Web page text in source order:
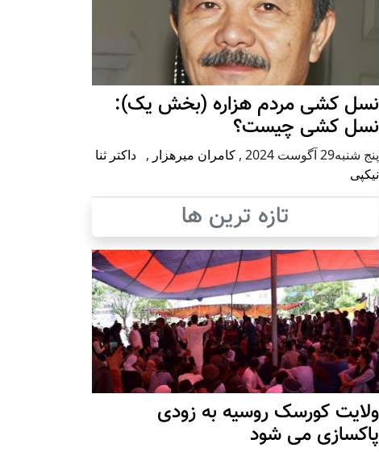
نسل کشی مردم هزاره (بخش یک):
نسل کشی چیست؟
پنج شنبه29 آگوست 2024 , کامران میرهزار , داکتر ثنا
نیکپی
تازه ترین ها
ولایت کورسک روسیه به زودی
پاکسازی می شود